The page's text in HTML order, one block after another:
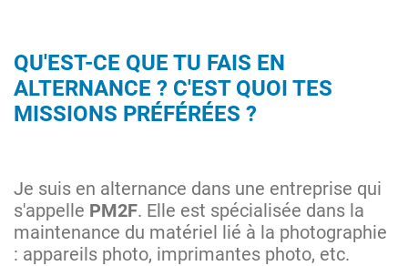
QU'EST-CE QUE TU FAIS EN
ALTERNANCE ? C'EST QUOI TES
MISSIONS PRÉFÉRÉES ?
Je suis en alternance dans une entreprise qui
s'appelle PM2F. Elle est spécialisée dans la
maintenance du matériel lié à la photographie
: appareils photo, imprimantes photo, etc.